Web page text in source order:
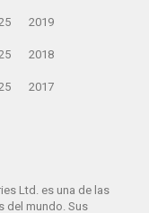
2019
2018
2017
Ltd. es una de las
del mundo. Sus